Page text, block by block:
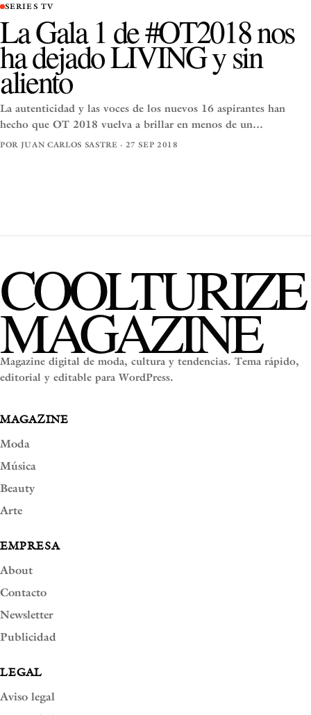
SERIES TV
La Gala 1 de #OT2018 nos
ha dejado LIVING y sin
aliento
La autenticidad y las voces de los nuevos 16 aspirantes han
hecho que OT 2018 vuelva a brillar en menos de un…
POR JUAN CARLOS SASTRE · 27 SEP 2018
COOLTURIZE
MAGAZINE
Magazine digital de moda, cultura y tendencias. Tema rápido,
editorial y editable para WordPress.
MAGAZINE
Moda
Música
Beauty
Arte
EMPRESA
About
Contacto
Newsletter
Publicidad
LEGAL
Aviso legal